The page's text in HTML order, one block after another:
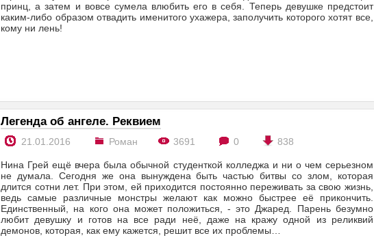
принц, а затем и вовсе сумела влюбить его в себя. Теперь девушке предстоит
каким-либо образом отвадить именитого ухажера, заполучить которого хотят все,
кому ни лень!
Легенда об ангеле. Реквием
21.01.2016 Роман 3691 0 838
Нина Грей ещё вчера была обычной студенткой колледжа и ни о чем серьезном
не думала. Сегодня же она вынуждена быть частью битвы со злом, которая
длится сотни лет. При этом, ей приходится постоянно переживать за свою жизнь,
ведь самые различные монстры желают как можно быстрее её прикончить.
Единственный, на кого она может положиться, - это Джаред. Парень безумно
любит девушку и готов на все ради неё, даже на кражу одной из реликвий
демонов, которая, как ему кажется, решит все их проблемы…